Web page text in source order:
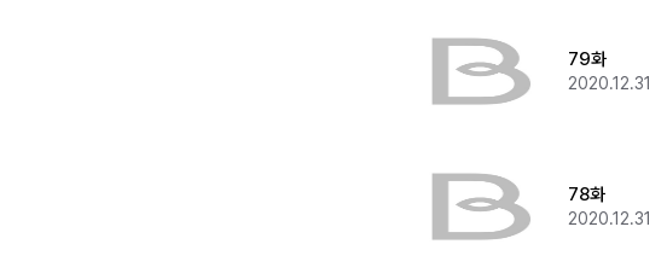
79화
2020.12.31
78화
2020.12.31